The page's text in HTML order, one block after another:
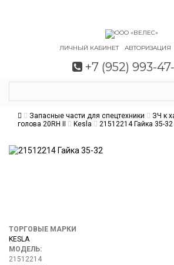
ЛИЧНЫЙ КАБИНЕТ АВТОРИЗАЦИЯ
+7 (952) 993-
Запасные части для спецтехники
ЗЧ к
голова 20RH II
Kesla 21512214 Гайка 35-32
ТОРГОВЫЕ МАРКИ
KESLA
МОДЕЛЬ:
21512214